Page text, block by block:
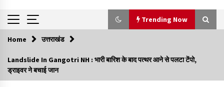
Trending Now
Trending Now
कार्यक्रम में शामिल हुए सीएम,आधुनिक मदरसों का नाम अब्दुल कलाम के नाम
Home उत्तराखंड
Landslide In Gangotri NH : भारी बारिश के बाद पत्थर आने से पलटा टेंपो,
ड्राइवर ने बचाई जान